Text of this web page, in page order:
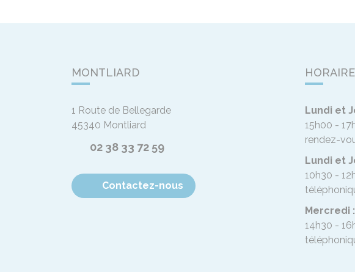
MONTLIARD
1 Route de Bellegarde
45340 Montliard
02 38 33 72 59
Contactez-nous
Lundi et
15h00 -
rendez-
Lundi et
10h30 -
Mercredi :
14h30 -